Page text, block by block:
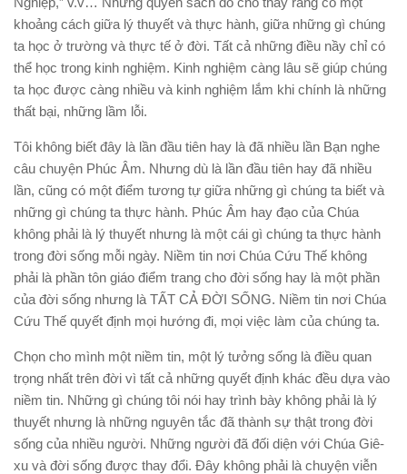
khoảng cách giữa lý thuyết và thực hành, giữa những gì chúng
ta học ở trường và thực tế ở đời. Tất cả những điều nầy chỉ có
thể học trong kinh nghiệm. Kinh nghiệm càng lâu sẽ giúp chúng
ta học được càng nhiều và kinh nghiệm lắm khi chính là những
thất bại, những lầm lỗi.
Tôi không biết đây là lần đầu tiên hay là đã nhiều lần Bạn nghe
câu chuyện Phúc Âm. Nhưng dù là lần đầu tiên hay đã nhiều
lần, cũng có một điểm tương tự giữa những gì chúng ta biết và
những gì chúng ta thực hành. Phúc Âm hay đạo của Chúa
không phải là lý thuyết nhưng là một cái gì chúng ta thực hành
trong đời sống mỗi ngày. Niềm tin nơi Chúa Cứu Thế không
phải là phần tôn giáo điểm trang cho đời sống hay là một phần
của đời sống nhưng là TẤT CẢ ÐỜI SỐNG. Niềm tin nơi Chúa
Cứu Thế quyết định mọi hướng đi, mọi việc làm của chúng ta.
Chọn cho mình một niềm tin, một lý tưởng sống là điều quan
trọng nhất trên đời vì tất cả những quyết định khác đều dựa vào
niềm tin. Những gì chúng tôi nói hay trình bày không phải là lý
thuyết nhưng là những nguyên tắc đã thành sự thật trong đời
sống của nhiều người. Những người đã đối diện với Chúa Giê-
xu và đời sống được thay đổi. Ðây không phải là chuyện viễn